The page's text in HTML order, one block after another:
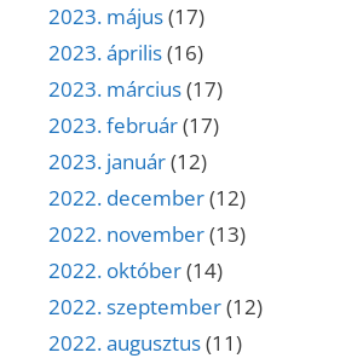
2023. május(17)
2023. április(16)
2023. március(17)
2023. február(17)
2023. január(12)
2022. december(12)
2022. november(13)
2022. október(14)
2022. szeptember(12)
2022. augusztus(11)